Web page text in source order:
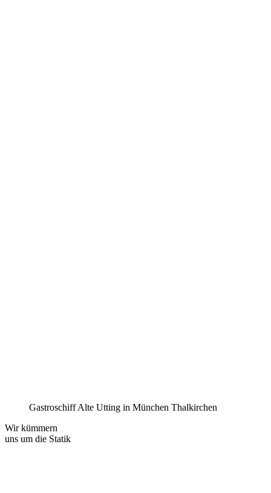
Gastroschiff Alte Utting in München Thalkirchen
Wir kümmern
uns um die Statik